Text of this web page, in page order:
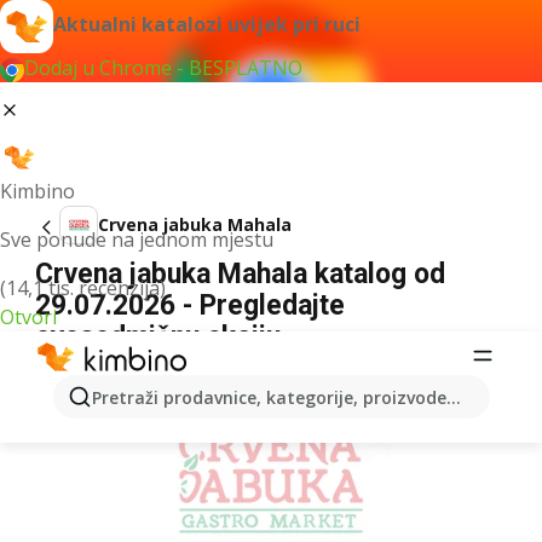
Aktualni katalozi uvijek pri ruci
Dodaj u Chrome - BESPLATNO
Kimbino
Sve ponude na jednom mjestu
(14,1 tis. recenzija)
Otvori
Pretraži prodavnice, kategorije, proizvode...
Crvena jabuka Mahala
Crvena jabuka Mahala katalog od
29.07.2026 - Pregledajte
ovosedmičnu akciju